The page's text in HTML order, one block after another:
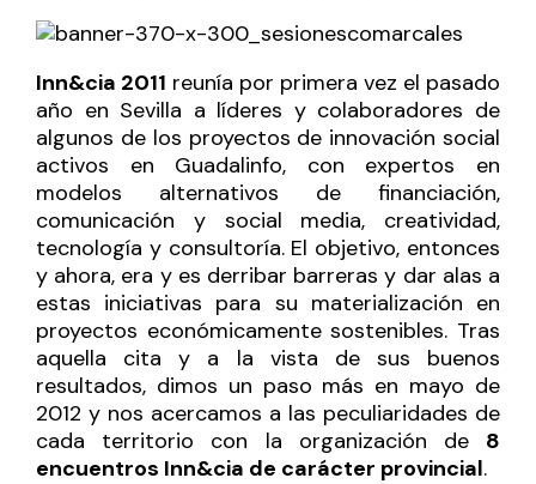
Inn&cia 2011 reunía por primera vez el pasado
año en Sevilla a líderes y colaboradores de
algunos de los proyectos de innovación social
activos en Guadalinfo, con expertos en
modelos alternativos de financiación,
comunicación y social media, creatividad,
tecnología y consultoría. El objetivo, entonces
y ahora, era y es derribar barreras y dar alas a
estas iniciativas para su materialización en
proyectos económicamente sostenibles. Tras
aquella cita y a la vista de sus buenos
resultados, dimos un paso más en mayo de
2012 y nos acercamos a las peculiaridades de
cada territorio con la organización de 8
encuentros Inn&cia de carácter provincial.